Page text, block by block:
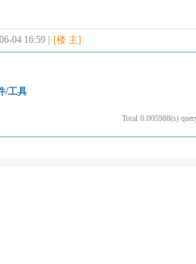
04 16:59 | [楼 主]
/工具
Total 0.005988(s)